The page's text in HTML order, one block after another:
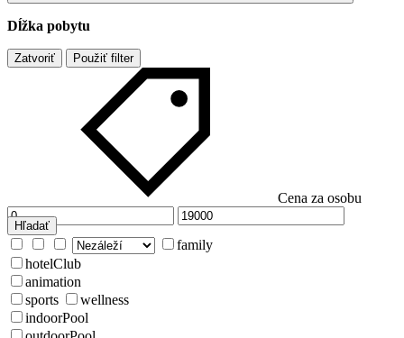
Dĺžka pobytu
Zatvoriť Použiť filter
Cena za osobu
Hľadať
family
hotelClub
animation
sports
wellness
indoorPool